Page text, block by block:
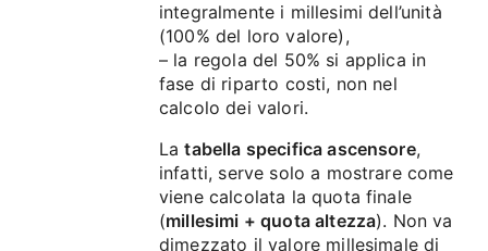
integralmente i millesimi dell’unità
(100% del loro valore),
– la regola del 50% si applica in
fase di riparto costi, non nel
calcolo dei valori.
Latabella specifica ascensore,
infatti, serve solo a mostrare come
viene calcolata la quota finale
(millesimi + quota altezza). Non va
dimezzato il valore millesimale di